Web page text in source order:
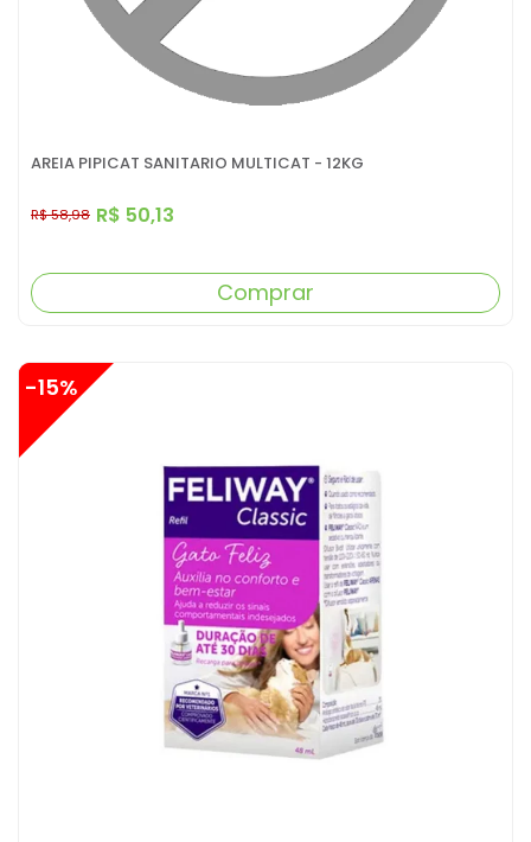
AREIA PIPICAT SANITARIO MULTICAT - 12KG
R$ 50,13
R$ 58,98
Comprar
-15%